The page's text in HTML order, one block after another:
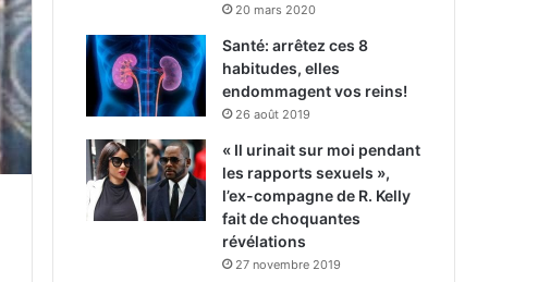
20 mars 2020
Santé: arrêtez ces 8
habitudes, elles
endommagent vos reins!
26 août 2019
« Il urinait sur moi pendant
les rapports sexuels »,
l’ex-compagne de R. Kelly
fait de choquantes
révélations
27 novembre 2019